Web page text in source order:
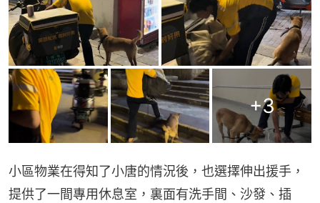
+3
小區物業在得知了小唐的情況後，也選擇伸出援手，
提供了一間專用休息室，裏面有洗手間、沙發、插